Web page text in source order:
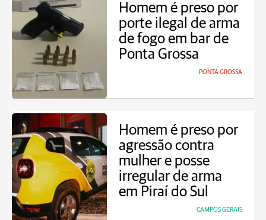
Homem é preso por
porte ilegal de arma
de fogo em bar de
Ponta Grossa
PONTA GROSSA
Homem é preso por
agressão contra
mulher e posse
irregular de arma
em Piraí do Sul
CAMPOS GERAIS